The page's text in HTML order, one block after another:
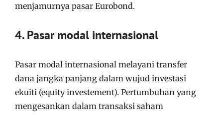
menjamurnya pasar Eurobond.
4. Pasar modal internasional
Pasar modal internasional melayani transfer
dana jangka panjang dalam wujud investasi
ekuiti (equity investement). Pertumbuhan yang
mengesankan dalam transaksi saham